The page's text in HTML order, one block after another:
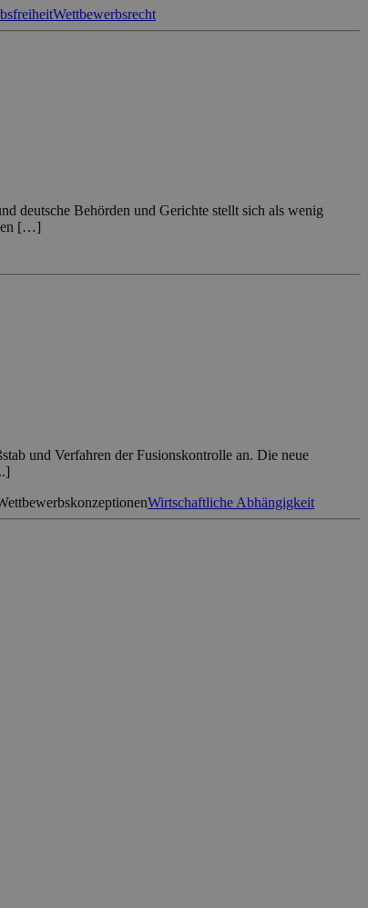
Wettbewerbsrecht
deutsche Behörden und Gerichte stellt sich als wenig
[…]
und Verfahren der Fusionskontrolle an. Die neue
Wirtschaftliche Abhängigkeit